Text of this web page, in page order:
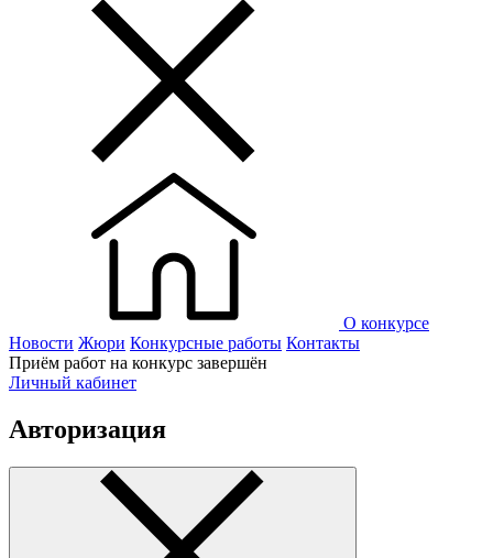
О конкурсе
Новости Жюри Конкурсные работы Контакты
Приём работ на конкурс завершён
Личный кабинет
Авторизация